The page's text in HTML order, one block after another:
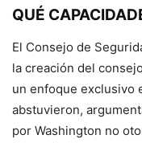
QUÉ
El Consejo de
la creación del
un enfoque exclusivo
abstuvieron,
por Washington no